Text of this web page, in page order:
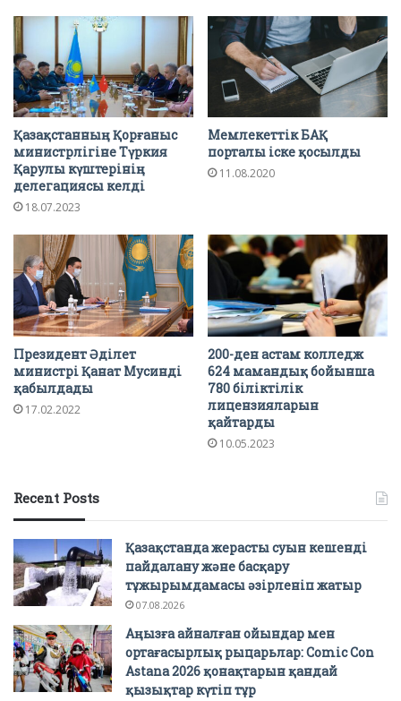
Қазақстанның Қорғаныс
министрлігіне Түркия
Қарулы күштерінің
делегациясы келді
18.07.2023
Мемлекеттік БАҚ
порталы іске қосылды
11.08.2020
Президент Әділет
министрі Қанат Мусинді
қабылдады
17.02.2022
200-ден астам колледж
624 мамандық бойынша
780 біліктілік
лицензияларын
қайтарды
10.05.2023
Recent Posts
Қазақстанда жерасты суын кешенді
пайдалану және басқару
тұжырымдамасы әзірленіп жатыр
07.08.2026
Аңызға айналған ойындар мен
ортағасырлық рыцарьлар: Comic Con
Astana 2026 қонақтарын қандай
қызықтар күтіп тұр